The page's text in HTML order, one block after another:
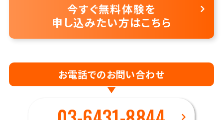
今すぐ無料体験を
申し込みたい方はこちら
お電話でのお問い合わせ